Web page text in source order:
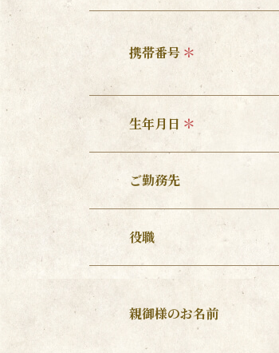
携帯番号
生年月日
ご勤務先
役職
親御様のお名前